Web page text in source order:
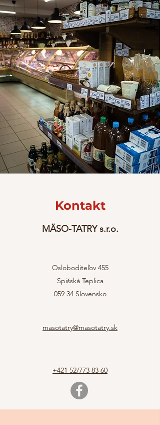
Kontakt
MÄSO-TATRY s.r.o.
Osloboditeľov 455
Spišská Teplica
059 34 Slovensko
masotatry@masotatry.sk
+421 52/773 83 60